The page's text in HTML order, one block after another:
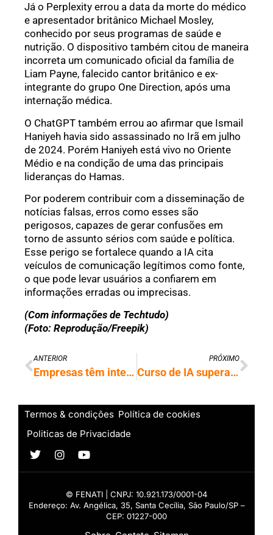
Já o Perplexity errou a data da morte do médico
e apresentador britânico Michael Mosley,
conhecido por seus programas de saúde e
nutrição. O dispositivo também citou de maneira
incorreta um comunicado oficial da família de
Liam Payne, falecido cantor britânico e ex-
integrante do grupo One Direction, após uma
internação médica.
O ChatGPT também errou ao afirmar que Ismail
Haniyeh havia sido assassinado no Irã em julho
de 2024. Porém Haniyeh está vivo no Oriente
Médio e na condição de uma das principais
lideranças do Hamas.
Por poderem contribuir com a disseminação de
notícias falsas, erros como esses são
perigosos, capazes de gerar confusões em
torno de assunto sérios com saúde e política.
Esse perigo se fortalece quando a IA cita
veículos de comunicação legítimos como fonte,
o que pode levar usuários a confiarem em
informações erradas ou imprecisas.
(Com informações de Techtudo)
(Foto: Reprodução/Freepik)
ANTERIOR
Empresas têm interesse em IA, mas temem falta de conhecimento na área
PRÓXIMO
Curso de IA supera Medicina na UFG e lidera nota de corte do Sisu
Termos & condições Política de cookies
Politicas de Privacidade
© FENATI | CNPJ: 10.921.173/0001-04
Endereço: Av. Angélica, 35, Santa Cecília, São Paulo/SP –
CEP: 01227-000